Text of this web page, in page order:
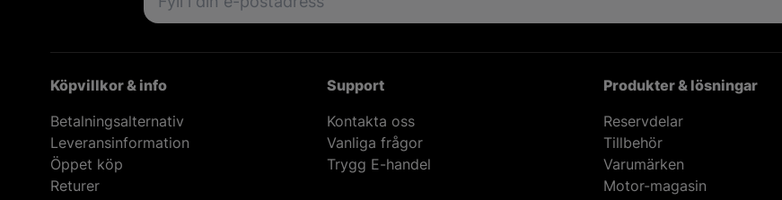
Köpvillkor & info
Betalningsalternativ
Leveransinformation
Öppet köp
Returer
Support
Kontakta oss
Vanliga frågor
Trygg E-handel
Produkter & lösningar
Reservdelar
Tillbehör
Varumärken
Motor-magasin